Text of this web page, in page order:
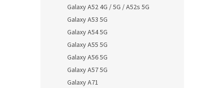
Galaxy A52 4G / 5G / A52s 5G
Galaxy A53 5G
Galaxy A54 5G
Galaxy A55 5G
Galaxy A56 5G
Galaxy A57 5G
Galaxy A71